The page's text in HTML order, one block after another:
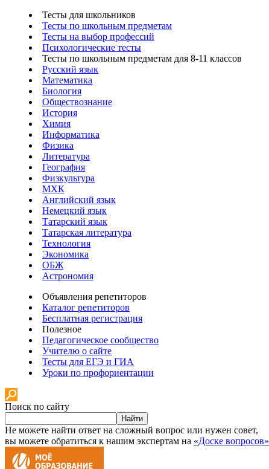
Тесты для школьников
Тесты по школьным предметам
Тесты на выбор профессий
Психологические тесты
Тесты по школьным предметам для 8-11 классов
Русский язык
Математика
Биология
Обществознание
История
Химия
Информатика
Физика
Литература
География
Физкультура
МХК
Английский язык
Немецкий язык
Татарский язык
Татарская литература
Технология
Экономика
ОБЖ
Астрономия
Объявления репетиторов
Каталог репетиторов
Бесплатная регистрация
Полезное
Педагогическое сообщество
Учителю о сайте
Тесты для ЕГЭ и ГИА
Уроки по профориентации
Поиск по сайту
Найти
Не можете найти ответ на сложный вопрос или нужен совет,
вы можете обратиться к нашим экспертам на «Доске вопросов»